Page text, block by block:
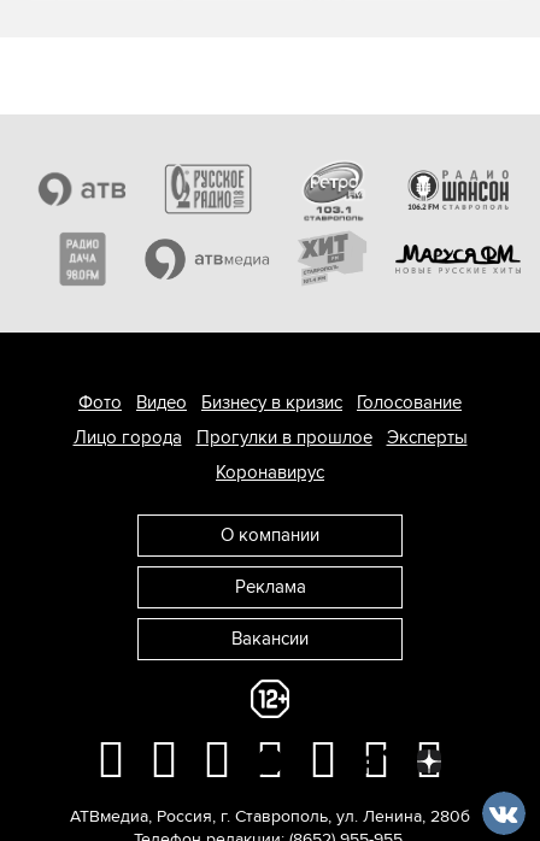
Фото Видео Бизнесу в кризис
Голосование
Лицо города
Прогулки в прошлое
Эксперты
Коронавирус
О компании
Реклама
Вакансии
АТВмедиа, Россия, г. Ставрополь, ул. Ленина, 280б